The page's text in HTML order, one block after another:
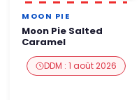
MOON PIE
Moon Pie Salted
Caramel
DDM : 1 août 2026